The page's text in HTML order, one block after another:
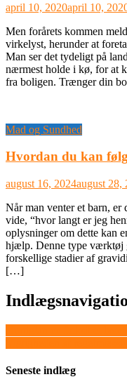
april 10, 2020april 10,
Men forårets kommen
virkelyst, herunder at
Man ser det tydeligt på
nærmest holde i kø, for at
fra boligen. Trænger din
Mad og Sundhed
Hvordan du kan
august 16, 2024august 28,
Når man venter et barn,
vide, “hvor langt er jeg
oplysninger om dette kan
hjælp. Denne type værktøj
forskellige stadier af
[…]
Seneste indlæg